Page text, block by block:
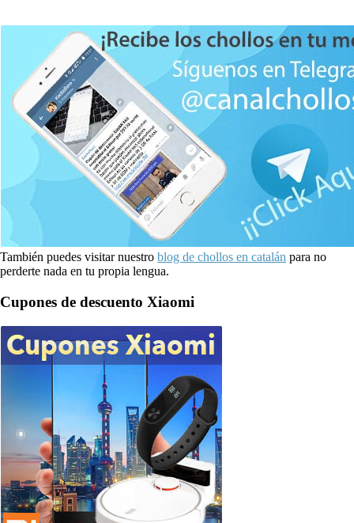
También puedes visitar nuestro blog de chollos en catalán para no
perderte nada en tu propia lengua.
Cupones de descuento Xiaomi